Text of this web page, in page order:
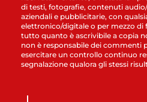
di testi, fotografie, contenuti
aziendali e pubblicitarie, con
elettronico/digitale o per mezzo di
tutto quanto è ascrivibile a copia
non è responsabile dei commenti
esercitare un controllo continuo
segnalazione qualora gli stessi